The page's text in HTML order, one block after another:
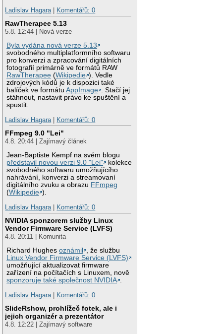
Ladislav Hagara| Komentářů: 0
RawTherapee 5.13
5.8. 12:44 | Nová verze
Byla vydána nová verze 5.13
svobodného multiplatformního softwaru
pro konverzi a zpracování digitálních
fotografií primárně ve formátů RAW
RawTherapee (Wikipedie ). Vedle
zdrojových kódů je k dispozici také
balíček ve formátuAppImage . Stačí jej
stáhnout, nastavit právo ke spuštění a
spustit.
Ladislav Hagara| Komentářů: 0
FFmpeg 9.0 "Lei"
4.8. 20:44 | Zajímavý článek
Jean-Baptiste Kempf na svém blogu
představil novou verzi 9.0 "Lei"
kolekce
svobodného softwaru umožňujícího
nahrávání, konverzi a streamovaní
digitálního zvuku a obrazu FFmpeg
(Wikipedie ).
Ladislav Hagara| Komentářů: 0
NVIDIA sponzorem služby Linux
Vendor Firmware Service (LVFS)
4.8. 20:11 | Komunita
Richard Hughesoznámil
, že službu
Linux Vendor Firmware Service (LVFS)
umožňující aktualizovat firmware
zařízení na počítačích s Linuxem, nově
sponzoruje také společnost NVIDIA .
Ladislav Hagara| Komentářů: 0
SlideRshow, prohlížeč fotek, ale i
jejich organizér a prezentátor
4.8. 12:22 | Zajímavý software